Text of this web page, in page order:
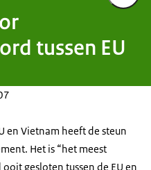
tussen EU
en Vietnam heeft de steun
Het is “het meest
gesloten tussen de EU en